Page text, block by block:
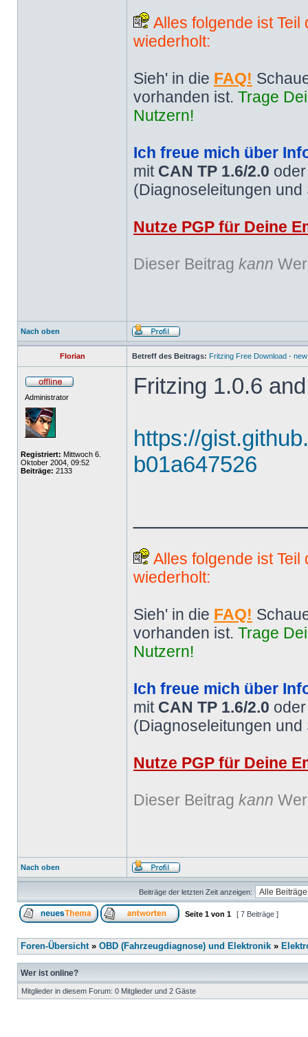
Alles folgende ist
wiederholt:
Sieh' in die FAQ!
vorhanden ist. Trage
Nutzern!
Ich freue mich über
mit CAN TP 1.6/2.0
(Diagnoseleitungen
Nutze PGP für Deine
Dieser Beitrag kann
Nach oben
Florian Betreff des Beitrags: Fritzing Free Download -
Administrator
Registriert: Mittwoch 6.
Oktober 2004, 09:52
Beiträge: 2133
Fritzing 1.0.6
https://
b01a647526
Alles folgende ist
wiederholt:
Sieh' in die FAQ!
vorhanden ist. Trage
Nutzern!
Ich freue mich über
mit CAN TP 1.6/2.0
(Diagnoseleitungen
Nutze PGP für Deine
Dieser Beitrag kann
Nach oben
Beiträge der letzten Zeit anzeigen:
Seite 1 von 1 [ 7 Beiträge ]
Foren-Übersicht» OBD (Fahrzeugdiagnose) und Elektronik »
Wer ist online?
Mitglieder in diesem Forum: 0 Mitglieder und 2 Gäste